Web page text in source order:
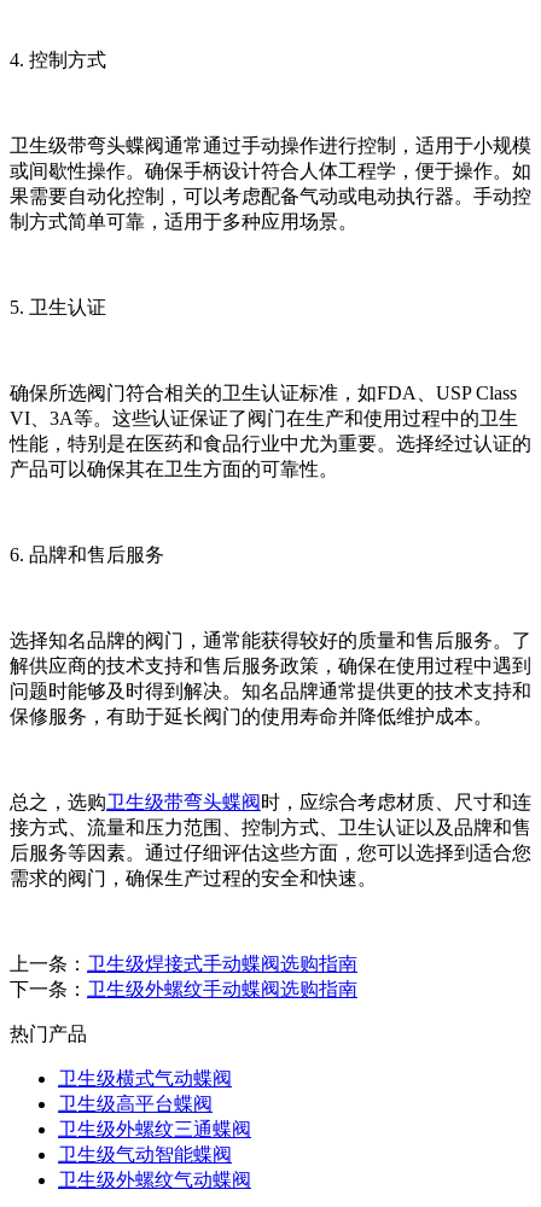
4. 控制方式
卫生级带弯头蝶阀通常通过手动操作进行控制，适用于小规模
或间歇性操作。确保手柄设计符合人体工程学，便于操作。如
果需要自动化控制，可以考虑配备气动或电动执行器。手动控
制方式简单可靠，适用于多种应用场景。
5. 卫生认证
确保所选阀门符合相关的卫生认证标准，如FDA、USP Class
VI、3A等。这些认证保证了阀门在生产和使用过程中的卫生
性能，特别是在医药和食品行业中尤为重要。选择经过认证的
产品可以确保其在卫生方面的可靠性。
6. 品牌和售后服务
选择知名品牌的阀门，通常能获得较好的质量和售后服务。了
解供应商的技术支持和售后服务政策，确保在使用过程中遇到
问题时能够及时得到解决。知名品牌通常提供更的技术支持和
保修服务，有助于延长阀门的使用寿命并降低维护成本。
总之，选购卫生级带弯头蝶阀时，应综合考虑材质、尺寸和连
接方式、流量和压力范围、控制方式、卫生认证以及品牌和售
后服务等因素。通过仔细评估这些方面，您可以选择到适合您
需求的阀门，确保生产过程的安全和快速。
上一条： 卫生级焊接式手动蝶阀选购指南
下一条： 卫生级外螺纹手动蝶阀选购指南
热门产品
卫生级横式气动蝶阀
卫生级高平台蝶阀
卫生级外螺纹三通蝶阀
卫生级气动智能蝶阀
卫生级外螺纹气动蝶阀